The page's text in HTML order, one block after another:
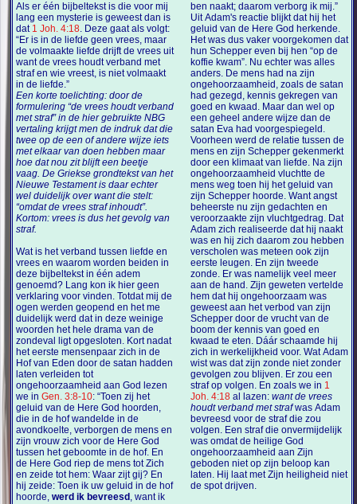
Als er één bijbeltekst is die voor mij
lang een mysterie is geweest dan is
dat
1 Joh. 4:18. Deze gaat als volgt:
“Er is in de liefde geen vrees, maar
de volmaakte liefde drijft de vrees uit
want de vrees houdt verband met
straf en wie vreest, is niet volmaakt
in de liefde.”
Een korte toelichting: door de
formulering “de vrees houdt verband
met straf” in de hier gebruikte NBG
vertaling krijgt men de indruk dat die
twee op de een of andere wijze iets
met elkaar van doen hebben maar
hoe dat nou zit blijft een beetje
vaag. De Griekse grondtekst van het
Nieuwe Testament is daar echter
wel duidelijk over want die stelt:
“omdat de vrees straf inhoudt”.
Kortom: vrees is dus het gevolg van
straf.
Wat is het verband tussen liefde en
vrees en waarom worden beiden in
deze bijbeltekst in één adem
genoemd? Lang kon ik hier geen
verklaring voor vinden. Totdat mij de
ogen werden geopend en het me
duidelijk werd dat in deze weinige
woorden het hele drama van de
zondeval ligt opgesloten. Kort nadat
het eerste mensenpaar zich in de
Hof van Eden door de satan hadden
laten verleiden tot
ongehoorzaamheid aan God lezen
we inGen. 3:8-10: “Toen zij het
geluid van de Here God hoorden,
die in de hof wandelde in de
avondkoelte, verborgen de mens en
zijn vrouw zich voor de Here God
tussen het geboomte in de hof. En
de Here God riep de mens tot Zich
en zeide tot hem: Waar zijt gij? En
hij zeide: Toen ik uw geluid in de hof
hoorde,werd ik bevreesd , want ik
ben naakt; daarom verborg ik mij.”
Uit Adam's reactie blijkt dat hij het
geluid van de Here God herkende.
Het was dus vaker voorgekomen dat
hun Schepper even bij hen “op de
koffie kwam”. Nu echter was alles
anders. De mens had na zijn
ongehoorzaamheid, zoals de satan
had gezegd, kennis gekregen van
goed en kwaad. Maar dan wel op
een geheel andere wijze dan de
satan Eva had voorgespiegeld.
Voorheen werd de relatie tussen de
mens en zijn Schepper gekenmerkt
door een klimaat van liefde. Na zijn
ongehoorzaamheid vluchtte de
mens weg toen hij het geluid van
zijn Schepper hoorde. Want angst
beheerste nu zijn gedachten en
veroorzaakte zijn vluchtgedrag. Dat
Adam zich realiseerde dat hij naakt
was en hij zich daarom zou hebben
verscholen was meteen ook zijn
eerste leugen. En zijn tweede
zonde. Er was namelijk veel meer
aan de hand. Zijn geweten vertelde
hem dat hij ongehoorzaam was
geweest aan het verbod van zijn
Schepper door de vrucht van de
boom der kennis van goed en
kwaad te eten. Dáár schaamde hij
zich in werkelijkheid voor. Wat Adam
wist was dat zijn zonde niet zonder
gevolgen zou blijven. Er zou een
straf op volgen. En zoals we in 1
Joh. 4:18 al lazen: want de vrees
houdt verband met strafwas Adam
bevreesd voor de straf die zou
volgen. Een straf die onvermijdelijk
was omdat de heilige God
ongehoorzaamheid aan Zijn
geboden niet op zijn beloop kan
laten. Hij laat met Zijn heiligheid niet
de spot drijven.